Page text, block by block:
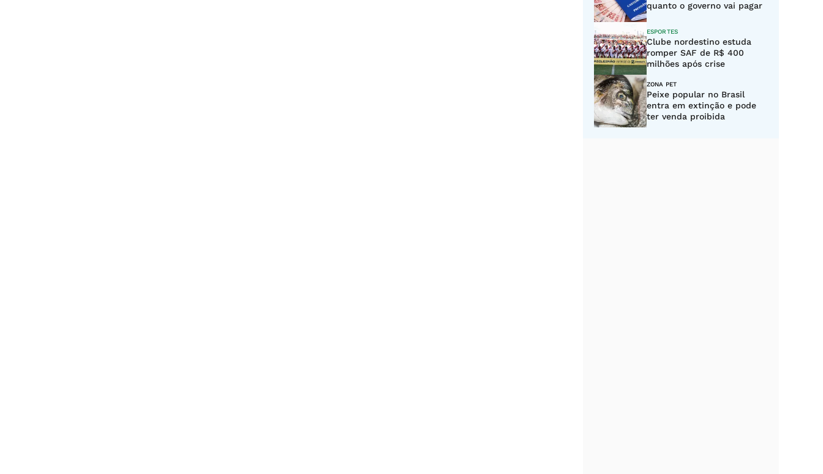
quanto o governo vai pagar
ESPORTES
Clube nordestino estuda
romper SAF de R$ 400
milhões após crise
ZONA PET
Peixe popular no Brasil
entra em extinção e pode
ter venda proibida